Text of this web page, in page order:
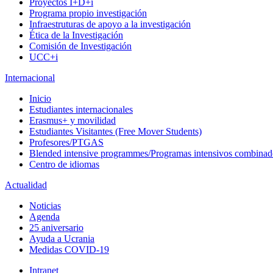
Proyectos I+D+i
Programa propio investigación
Infraestruturas de apoyo a la investigación
Ética de la Investigación
Comisión de Investigación
UCC+i
Internacional
Inicio
Estudiantes internacionales
Erasmus+ y movilidad
Estudiantes Visitantes (Free Mover Students)
Profesores/PTGAS
Blended intensive programmes/Programas intensivos
Centro de idiomas
Actualidad
Noticias
Agenda
25 aniversario
Ayuda a Ucrania
Medidas COVID-19
Intranet